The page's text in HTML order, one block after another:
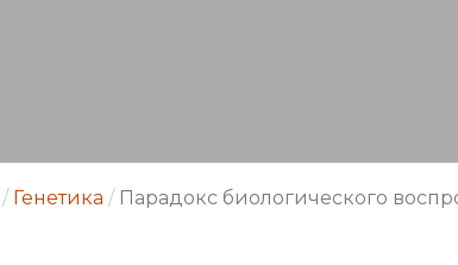
/ Генетика / Парадокс биологического